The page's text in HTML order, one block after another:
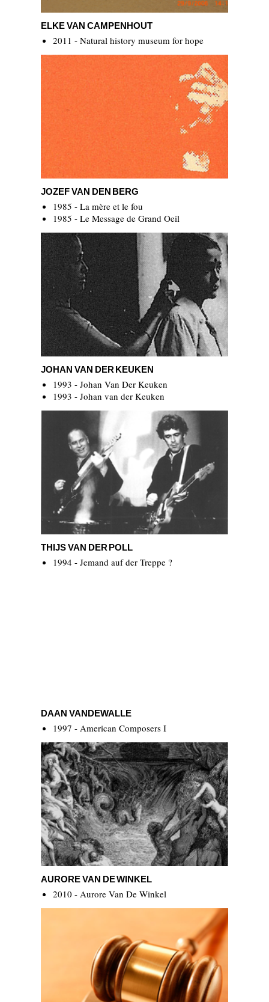
ELKE VAN CAMPENHOUT
2011 - Natural history museum for hope
JOZEF VAN DEN BERG
1985 - La mère et le fou
1985 - Le Message de Grand Oeil
JOHAN VAN DER KEUKEN
1993 - Johan Van Der Keuken
1993 - Johan van der Keuken
THIJS VAN DER POLL
1994 - Jemand auf der Treppe ?
DAAN VANDEWALLE
1997 - American Composers I
AURORE VAN DE WINKEL
2010 - Aurore Van De Winkel